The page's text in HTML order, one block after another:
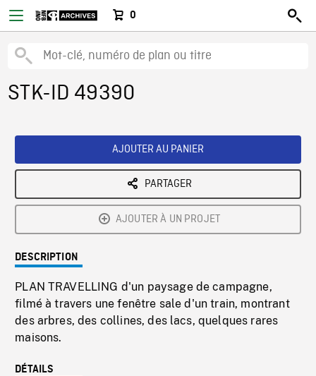
0
STK-ID 49390
AJOUTER AU PANIER
PARTAGER
AJOUTER À UN PROJET
DESCRIPTION
PLAN TRAVELLING d'un paysage de campagne,
filmé à travers une fenêtre sale d'un train, montrant
des arbres, des collines, des lacs, quelques rares
maisons.
DÉTAILS